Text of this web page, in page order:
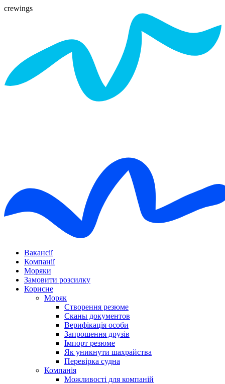
crewings
Вакансії
Компанії
Моряки
Замовити розсилку
Корисне
Моряк
Створення резюме
Сканы документов
Верифікація особи
Запрошення друзів
Імпорт резюме
Як уникнути шахрайства
Перевірка судна
Компанія
Можливості для компаній